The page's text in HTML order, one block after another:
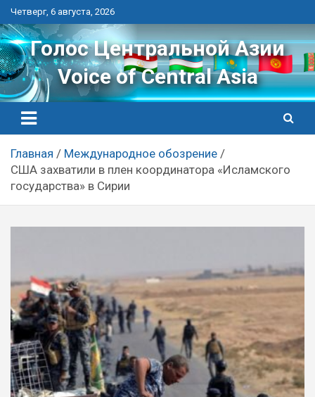
Перейти
к
контенту
Четверг, 6 августа, 2026
Голос Центральной Азии
Voice of Central Asia
Главная
Международное обозрение
США захватили в плен координатора «Исламского
государства» в Сирии